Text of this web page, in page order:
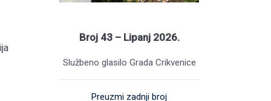
Broj 43 – Lipanj 2026.
Službeno glasilo Grada Crikvenice
Preuzmi zadnji broj